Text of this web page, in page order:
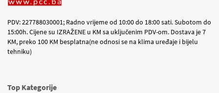
PDV: 227788030001; Radno vrijeme od 10:00 do 18:00 sati. Subotom do
15:00h. Cijene su IZRAŽENE u KM sa uključenim PDV-om. Dostava je 7
KM, preko 100 KM besplatna(ne odnosi se na klima uređaje i bijelu
tehniku)
Top Kategorije